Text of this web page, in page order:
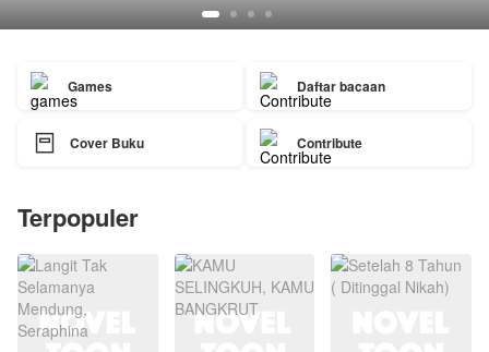
Games Daftar bacaan
 Cover Buku Contribute
Terpopuler